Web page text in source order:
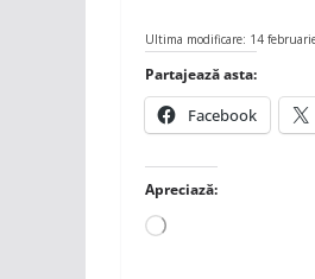
Ultima modificare: 14
Partajează asta:
Facebook
Apreciază:
Încarc...